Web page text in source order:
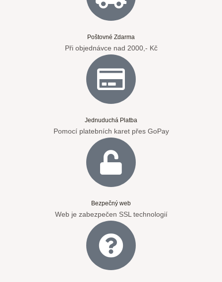
Poštovné Zdarma
Při objednávce nad 2000,- Kč
Jednuduchá Platba
Pomocí platebních karet přes GoPay
Bezpečný web
Web je zabezpečen SSL technologií